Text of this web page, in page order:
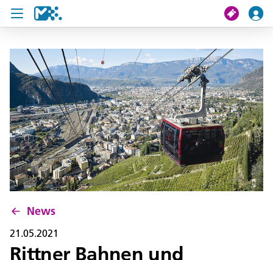
Crissa
Mi viac
Chertes de viac
U19 Pass
News
Servisc y cuntat
News
21.05.2021
Rittner Bahnen und